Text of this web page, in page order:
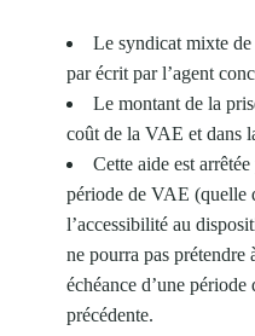
Le syndicat mixte
par écrit par l’agent
Le montant de la
coût de la VAE et dans
Cette aide est
période de VAE (quelle
l’accessibilité au
ne pourra pas
échéance d’une période
précédente.